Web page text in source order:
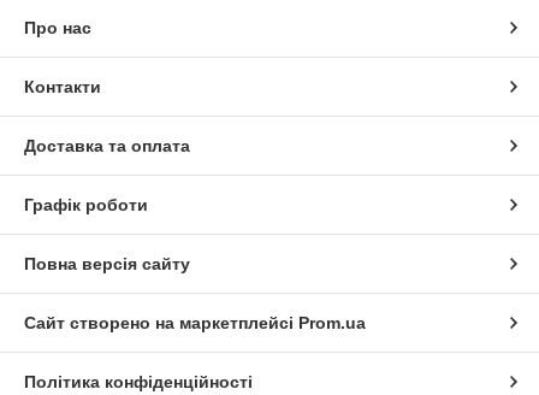
Про нас
Контакти
Доставка та оплата
Графік роботи
Повна версія сайту
Сайт створено на маркетплейсі Prom.ua
Політика конфіденційності